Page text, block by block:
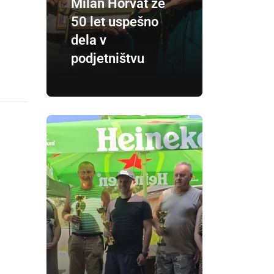
Milan Horvat že
50 let uspešno
dela v
podjetništvu